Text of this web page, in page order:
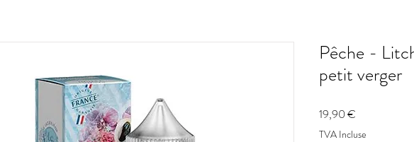
Pêche -
petit verger
19,90 €
TVA Incluse